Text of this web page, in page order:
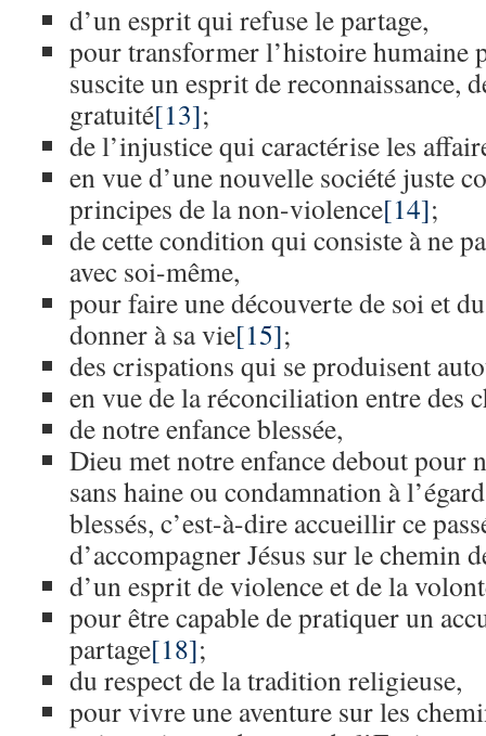
d’un esprit qui refuse le partage,
pour transformer l’histoire humaine
suscite un esprit de reconnaissance,
gratuité[13];
de l’injustice qui caractérise les
en vue d’une nouvelle société juste
principes de la non-violence[14];
de cette condition qui consiste à ne
avec soi-même,
pour faire une découverte de soi et
donner à sa vie[15];
des crispations qui se produisent
en vue de la réconciliation entre des
de notre enfance blessée,
Dieu met notre enfance debout pour
sans haine ou condamnation à
blessés, c’est-à-dire accueillir ce
d’accompagner Jésus sur le chemin
d’un esprit de violence et de la
pour être capable de pratiquer un
partage[18];
du respect de la tradition religieuse,
pour vivre une aventure sur les